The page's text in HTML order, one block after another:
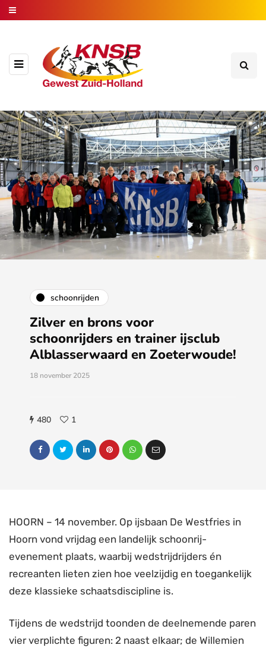
schoonrijden
Zilver en brons voor
schoonrijders en trainer ijsclub
Alblasserwaard en Zoeterwoude!
18 november 2025
480 1
HOORN – 14 november. Op ijsbaan De Westfries in
Hoorn vond vrijdag een landelijk schoonrij-
evenement plaats, waarbij wedstrijdrijders én
recreanten lieten zien hoe veelzijdig en toegankelijk
deze klassieke schaatsdiscipline is.
Tijdens de wedstrijd toonden de deelnemende paren
vier verplichte figuren: 2 naast elkaar; de Willemien